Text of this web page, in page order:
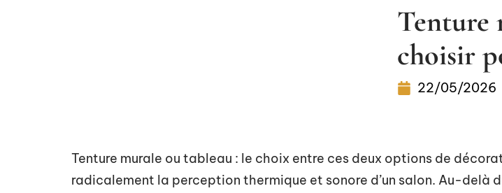
Tenture
choisir
22/05/2026
Tenture murale ou tableau : le choix entre ces deux options de
radicalement la perception thermique et sonore d’un salon. Au-delà